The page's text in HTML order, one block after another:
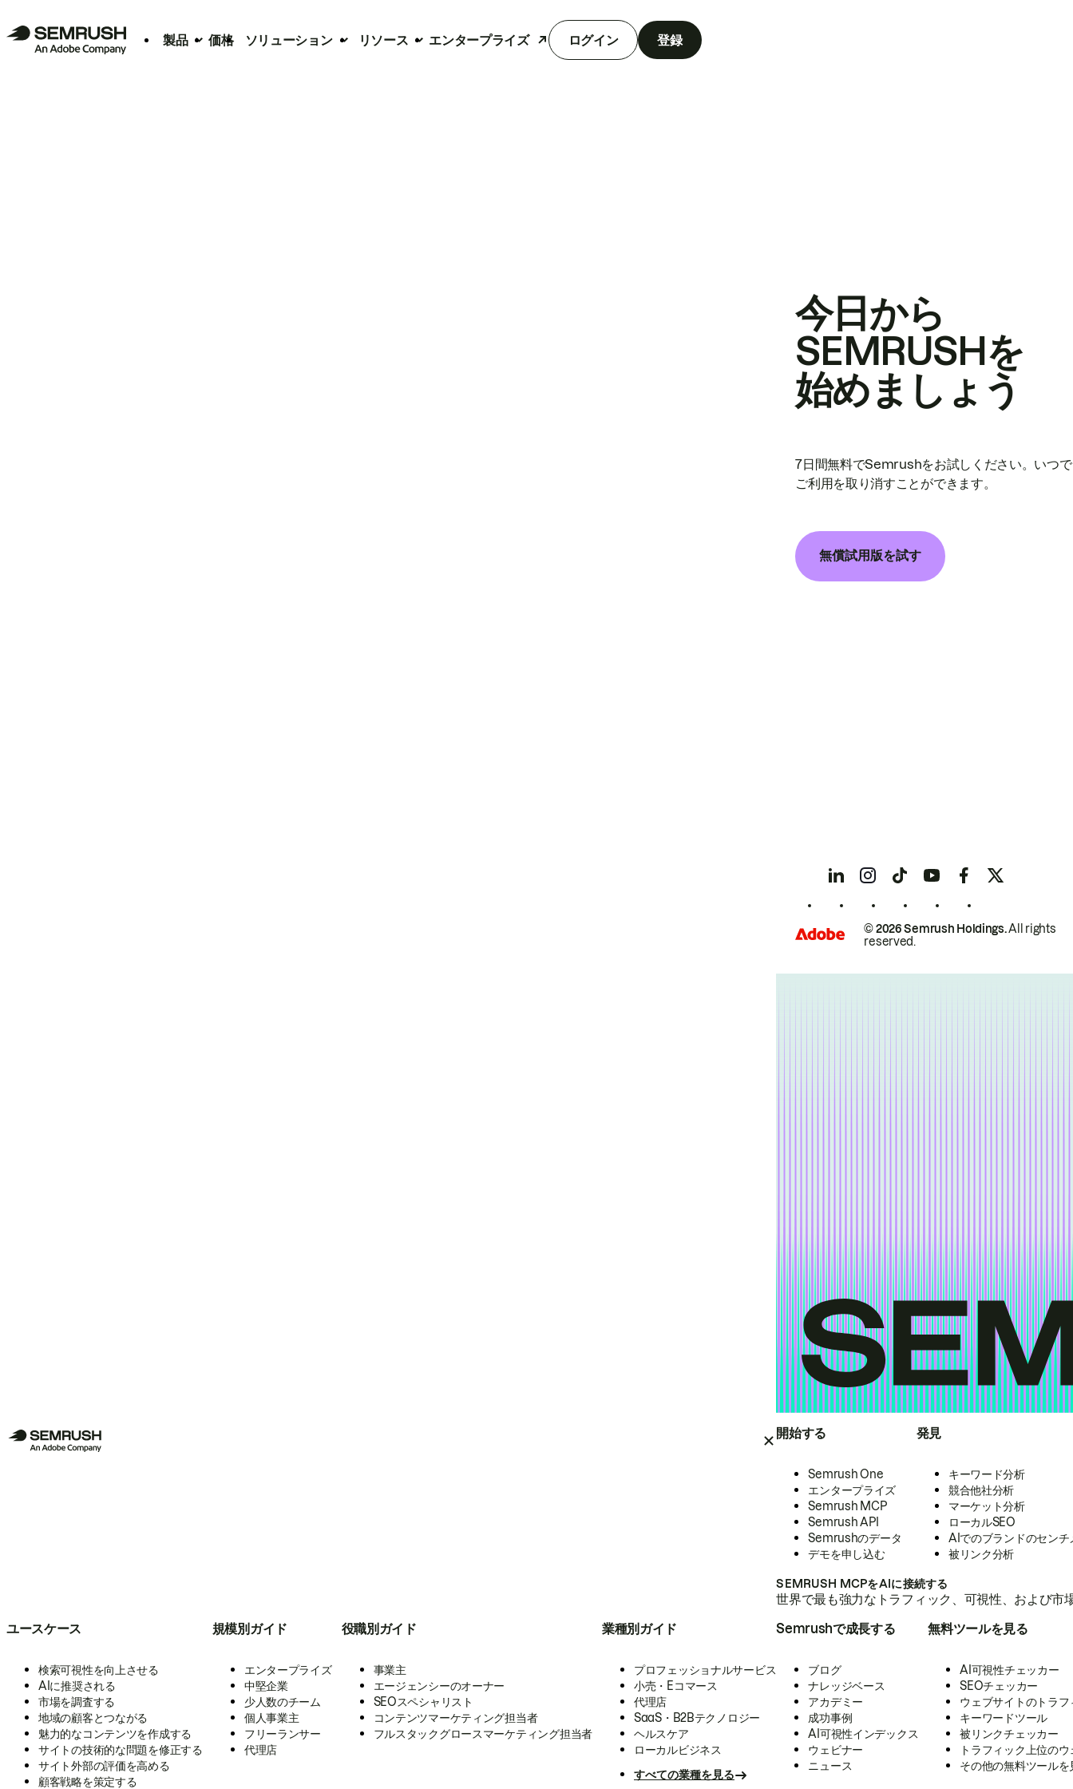
製品 価格 ソリューション リソース エンタープライズ ログイン 登録
開始する
Semrush One
エンタープライズ
Semrush MCP
Semrush API
Semrushのデータ
デモを申し込む
発見
キーワード分析
競合他社分析
マーケット分析
ローカルSEO
AIでのブランドのセンチ
被リンク分析
SEMRUSH MCPをAIに接続する
世界で最も強力なトラフィック、可視性、および
ユースケース
検索可視性を向上させる
AIに推奨される
市場を調査する
地域の顧客とつながる
魅力的なコンテンツを作成する
サイトの技術的な問題を修正する
サイト外部の評価を高める
顧客戦略を策定する
規模別ガイド
エンタープライズ
中堅企業
少人数のチーム
個人事業主
フリーランサー
代理店
役職別ガイド
事業主
エージェンシーのオーナー
SEOスペシャリスト
コンテンツマーケティング担当者
フルスタックグロースマーケティング担当者
業種別ガイド
プロフェッショナルサービス
小売・Eコマース
代理店
SaaS・B2Bテクノロジー
ヘルスケア
ローカルビジネス
すべての業種を見る
Semrushで成長する
ブログ
ナレッジベース
アカデミー
成功事例
AI可視性インデックス
ウェビナー
ニュース
無料ツールを見る
AI可視性チェッカー
SEOチェッカー
ウェブサイトのトラ
キーワードツール
被リンクチェッカー
トラフィック上位の
その他の無料ツールを
今日から
SEMRUSHを
始めましょう
7日間無料でSemrushをお試しください。いつ
ご利用を取り消すことができます。
無償試用版を試す
© 2026 Semrush Holdings.All rights
reserved.